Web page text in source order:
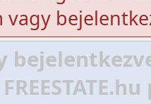
vagy